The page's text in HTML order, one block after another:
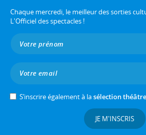
Chaque mercredi, le meilleur des sorties
L'Officiel des spectacles !
S’inscrire également à lasélection théâtre
JE M'INSCRIS